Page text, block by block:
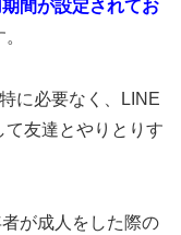
間が設定されてお
に必要なく、LINE
友達とやりとりす
が成人をした際の